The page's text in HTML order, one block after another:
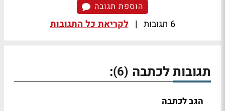
הוספת תגובה
6 תגובות | לקריאת כל התגובות
תגובות לכתבה (6)
:
הגב לכתבה